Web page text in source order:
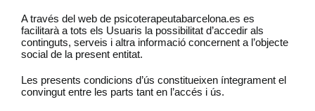
A través del web de psicoterapeutabarcelona.es es
facilitarà a tots els Usuaris la possibilitat d’accedir als
continguts, serveis i altra informació concernent a l’objecte
social de la present entitat.
Les presents condicions d’ús constitueixen íntegrament el
convingut entre les parts tant en l’accés i ús.